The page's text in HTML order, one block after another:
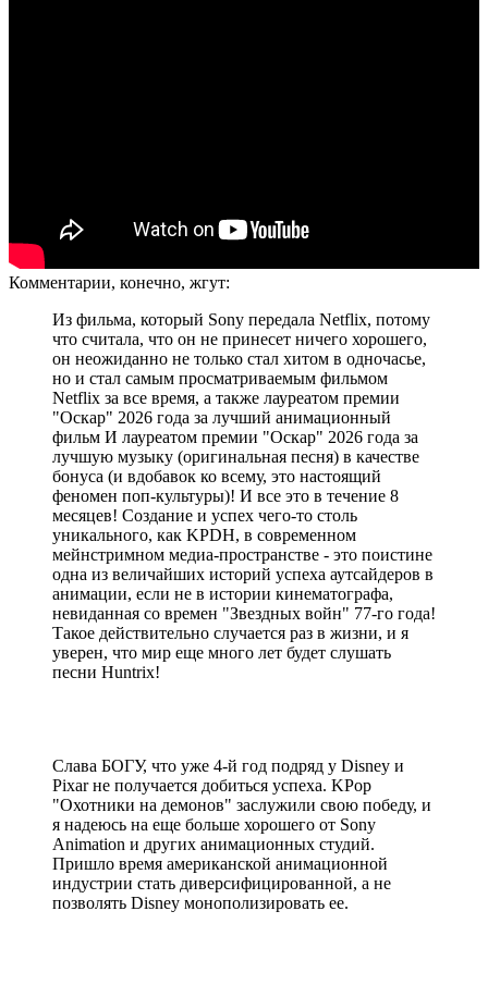
Комментарии, конечно, жгут:
Из фильма, который Sony передала Netflix, потому
что считала, что он не принесет ничего хорошего,
он неожиданно не только стал хитом в одночасье,
но и стал самым просматриваемым фильмом
Netflix за все время, а также лауреатом премии
"Оскар" 2026 года за лучший анимационный
фильм И лауреатом премии "Оскар" 2026 года за
лучшую музыку (оригинальная песня) в качестве
бонуса (и вдобавок ко всему, это настоящий
феномен поп-культуры)! И все это в течение 8
месяцев! Создание и успех чего-то столь
уникального, как KPDH, в современном
мейнстримном медиа-пространстве - это поистине
одна из величайших историй успеха аутсайдеров в
анимации, если не в истории кинематографа,
невиданная со времен "Звездных войн" 77-го года!
Такое действительно случается раз в жизни, и я
уверен, что мир еще много лет будет слушать
песни Huntrix!
Слава БОГУ, что уже 4-й год подряд у Disney и
Pixar не получается добиться успеха. KPop
"Охотники на демонов" заслужили свою победу, и
я надеюсь на еще больше хорошего от Sony
Animation и других анимационных студий.
Пришло время американской анимационной
индустрии стать диверсифицированной, а не
позволять Disney монополизировать ее.